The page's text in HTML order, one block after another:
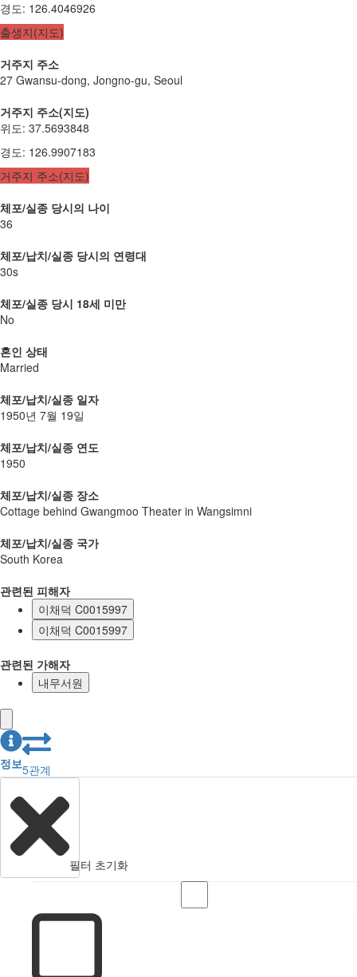
경도: 126.4046926
출생지(지도)
거주지 주소
27 Gwansu-dong, Jongno-gu, Seoul
거주지 주소(지도)
위도: 37.5693848
경도: 126.9907183
거주지 주소(지도)
체포/실종 당시의 나이
36
체포/납치/실종 당시의 연령대
30s
체포/실종 당시 18세 미만
No
혼인 상태
Married
체포/납치/실종 일자
1950년 7월 19일
체포/납치/실종 연도
1950
체포/납치/실종 장소
Cottage behind Gwangmoo Theater in Wangsimni
체포/납치/실종 국가
South Korea
관련된 피해자
이채덕 C0015997
이채덕 C0015997
관련된 가해자
내무서원
정보5관계
필터 초기화